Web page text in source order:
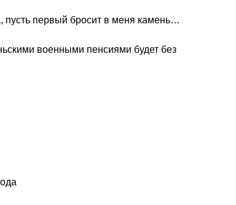
пусть первый бросит в меня камень…
военными пенсиями будет без